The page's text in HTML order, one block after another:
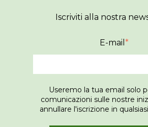
Iscriviti alla nostra
E-mail *
Useremo la tua email solo
comunicazioni sulle nostre
annullare l'iscrizione in